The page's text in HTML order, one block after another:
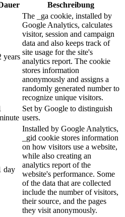
Beschreibung
years
The _ga cookie, installed by
Google Analytics, calculates
visitor, session and campaign
data and also keeps track of
site usage for the site's
analytics report. The cookie
stores information
anonymously and assigns a
randomly generated number to
recognize unique visitors.
Set by Google to distinguish
users.
day
Installed by Google Analytics,
_gid cookie stores information
on how visitors use a website,
while also creating an
analytics report of the
website's performance. Some
of the data that are collected
include the number of visitors,
their source, and the pages
they visit anonymously.